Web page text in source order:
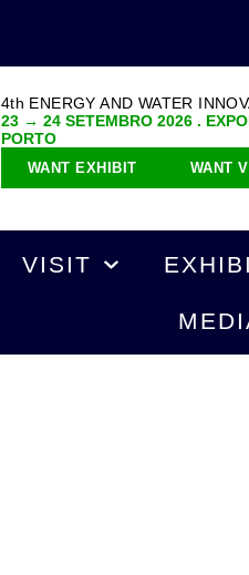
4th ENERGY AND WATER
23 → 24 SETEMBRO 2026 .
PORTO
WANT EXHIBIT WANT
VISIT